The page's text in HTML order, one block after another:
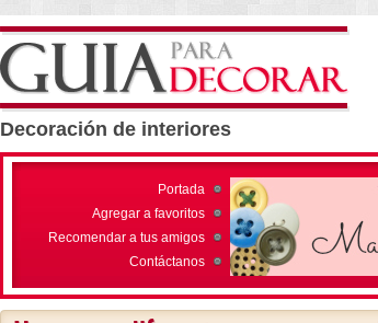
Decoración de interiores
Portada
Agregar a favoritos
Recomendar a tus amigos
Contáctanos